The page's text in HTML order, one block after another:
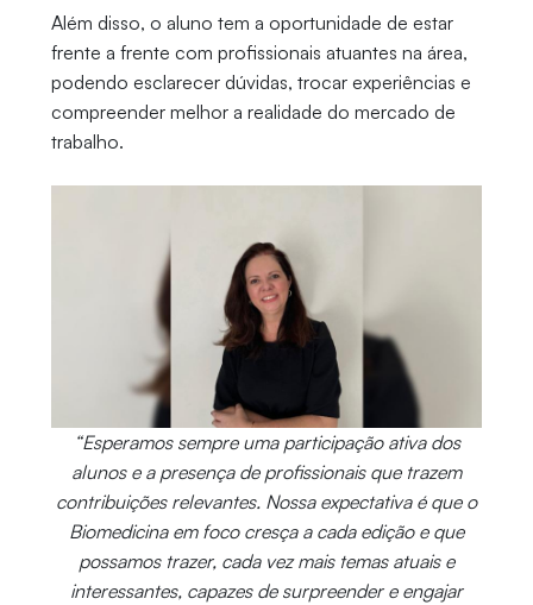
Além disso, o aluno tem a oportunidade de estar
frente a frente com profissionais atuantes na área,
podendo esclarecer dúvidas, trocar experiências e
compreender melhor a realidade do mercado de
trabalho.
“Esperamos sempre uma participação ativa dos
alunos e a presença de profissionais que trazem
contribuições relevantes. Nossa expectativa é que o
Biomedicina em foco cresça a cada edição e que
possamos trazer, cada vez mais temas atuais e
interessantes, capazes de surpreender e engajar